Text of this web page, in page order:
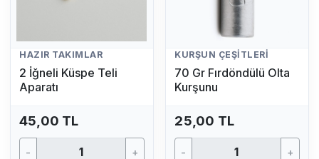
HAZIR TAKIMLAR
2 İğneli Küspe Teli
Aparatı
45,00 TL
- +
KURŞUN ÇEŞITLERI
70 Gr Fırdöndülü Olta
Kurşunu
25,00 TL
- +